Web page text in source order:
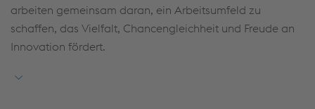
arbeiten gemeinsam daran, ein Arbeitsumfeld zu
schaffen, das Vielfalt, Chancengleichheit und Freude an
Innovation fördert.